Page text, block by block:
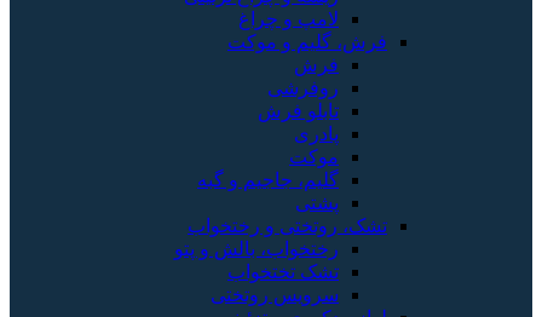
لامپ و چراغ
فرش، گلیم و موکت
فرش
روفرشی
تابلو فرش
پادری
موکت
گلیم، جاجیم و گبه
پشتی
تشک، روتختی و رختخواب
رختخواب، بالش و پتو
تشک تختخواب
سرویس روتختی